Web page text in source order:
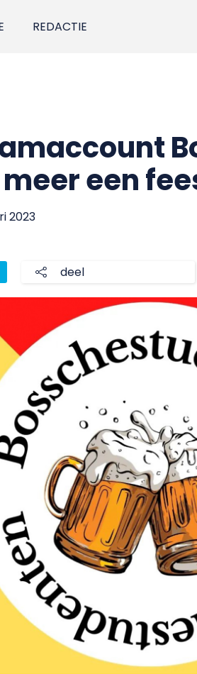
REDACTIE
een
2023
deel